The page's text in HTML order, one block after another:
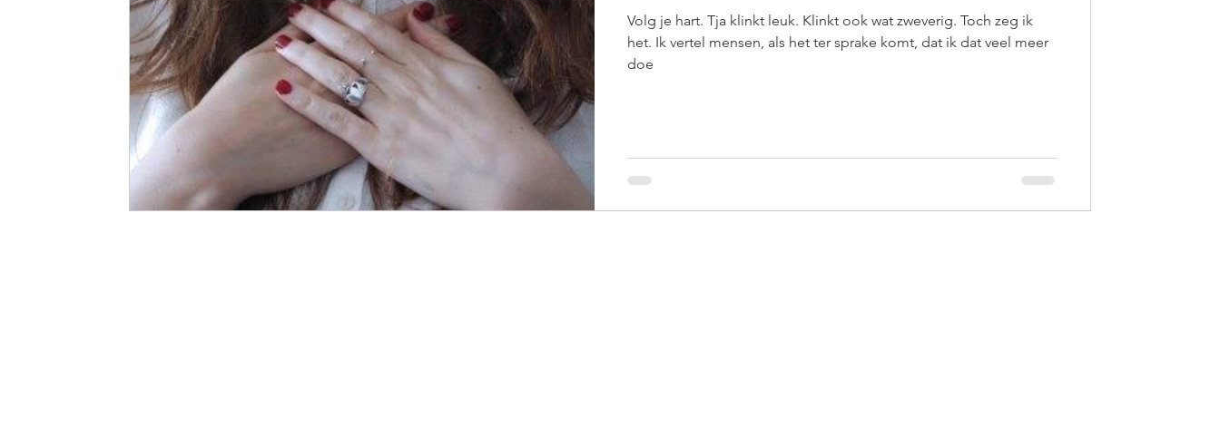
Volg je hart. Tja klinkt leuk. Klinkt ook wat zweverig. Toch zeg ik
het. Ik vertel mensen, als het ter sprake komt, dat ik dat veel meer
doe